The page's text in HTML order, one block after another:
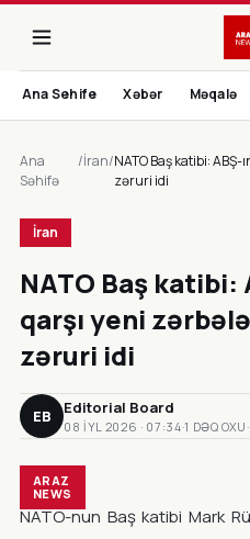
Ana Sehife Xəbər Məqalə
Ana
Səhifə
/İran/NATO Baş katibi:
zəruri idi
İran
NATO Baş katibi:
qarşı yeni
zəruri idi
EB Editorial Board
08 IYL 2026 · 07:34·1 DƏQ OXU ·
ARAZ
NEWS
NATO-nun Baş katibi Mark